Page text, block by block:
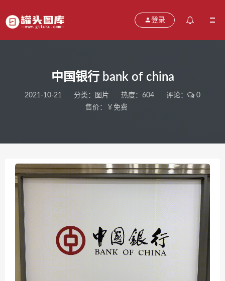
登录
中国银行 bank of china
2021-10-21 分类： 图片 热度：604 评论：
0
售价：￥免费